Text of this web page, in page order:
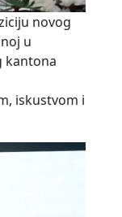
novog
u
kantona
iskustvom i